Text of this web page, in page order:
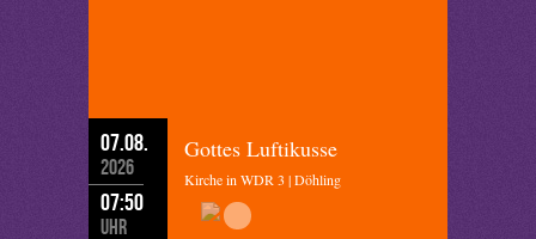
07.08.
2026
07:50
Uhr
Gottes Luftikusse
Kirche in WDR 3 | Döhling